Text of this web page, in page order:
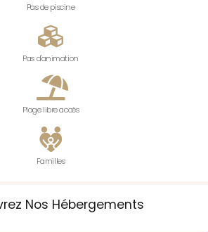
Pas de piscine
Pas d'animation
Plage libre accès
Familles
Nos Hébergements